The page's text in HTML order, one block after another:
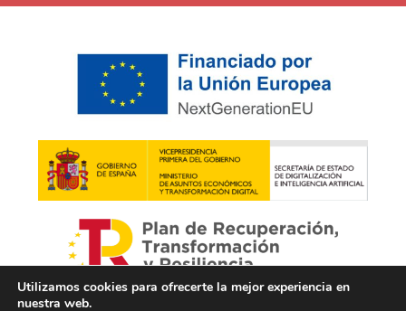
Utilizamos cookies para ofrecerte la mejor experiencia en
nuestra web.